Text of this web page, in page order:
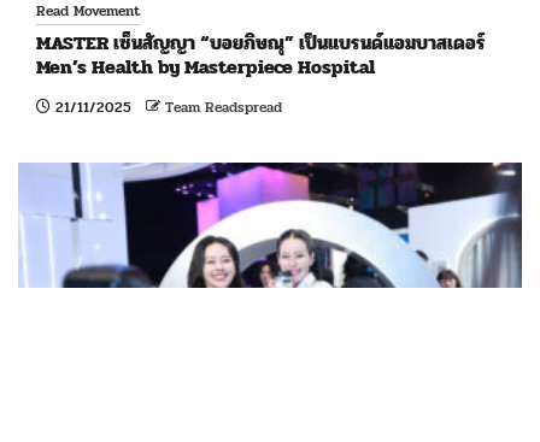
Read Movement
MASTER เซ็นสัญญา “บอยภิษณุ” เป็นแบรนด์แอมบาสเดอร์
Men’s Health by Masterpiece Hospital
21/11/2025 Team Readspread